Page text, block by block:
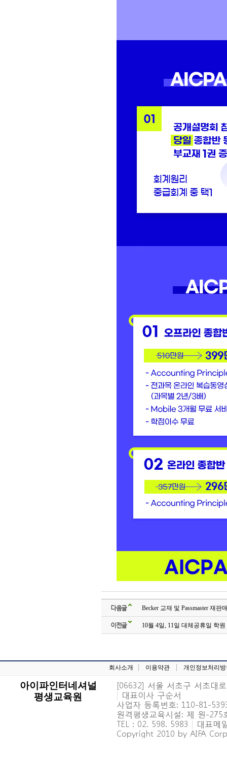
다음글 Becker 교재 및 Passmaster 재판
이전글 10월 4일, 11일 대체공휴일 학
회사소개 이용약관 개인정보처리
아이파인터네셔널
평생교육원
[06632] 서울 서초구 서초대
| 대표이사 구순서
사업자 등록번호: 110-81-
원격평생교육시설: 제 원-
TEL : 02. 598. 5983 | 대표메
Copyright 2010 by AIFA